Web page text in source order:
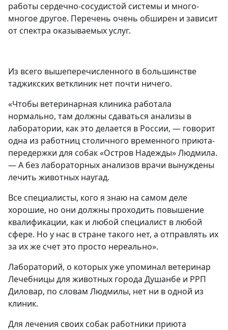
работы сердечно-сосудистой системы и много-
многое другое. Перечень очень обширен и зависит
от спектра оказываемых услуг.
Из всего вышеперечисленного в большинстве
таджикских ветклиник нет почти ничего.
«Чтобы ветеринарная клиника работала
нормально, там должны сдаваться анализы в
лаборатории, как это делается в России, — говорит
одна из работниц столичного временного приюта-
передержки для собак «Остров Надежды» Людмила.
— А без лабораторных анализов врачи вынуждены
лечить животных наугад.
Все специалисты, кого я знаю на самом деле
хорошие, но они должны проходить повышение
квалификации, как и любой специалист в любой
сфере. Но у нас в стране такого нет, а отправлять их
за их же счет это просто нереально».
Лабораторий, о которых уже упоминал ветеринар
Лечебницы для животных города Душанбе и РРП
Диловар, по словам Людмилы, нет ни в одной из
клиник.
Для лечения своих собак работники приюта